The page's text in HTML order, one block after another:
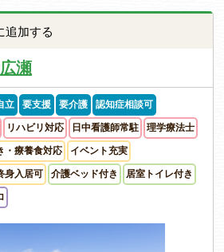
追加する
瀬
立 要支援 要介護 認知症相談可
リハビリ対応 日中看護師常駐 理学療法士
・療養食対応 イベント充実
身入居可 介護ベッド付き 居室トイレ付き